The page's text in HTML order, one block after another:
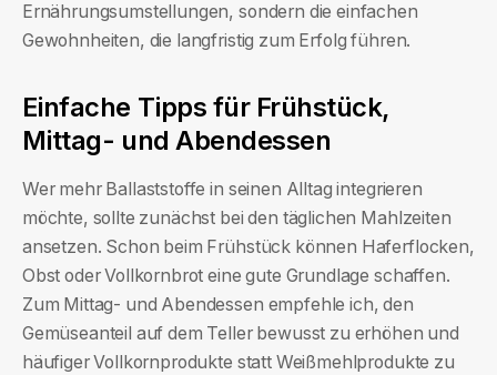
Ernährungsumstellungen, sondern die einfachen
Gewohnheiten, die langfristig zum Erfolg führen.
Einfache Tipps für Frühstück,
Mittag- und Abendessen
Wer mehr Ballaststoffe in seinen Alltag integrieren
möchte, sollte zunächst bei den täglichen Mahlzeiten
ansetzen. Schon beim Frühstück können Haferflocken,
Obst oder Vollkornbrot eine gute Grundlage schaffen.
Zum Mittag- und Abendessen empfehle ich, den
Gemüseanteil auf dem Teller bewusst zu erhöhen und
häufiger Vollkornprodukte statt Weißmehlprodukte zu